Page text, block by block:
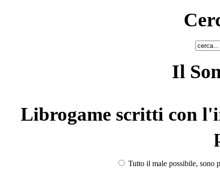
Il
Librogame scritti con
Tutto il male possibile, sono